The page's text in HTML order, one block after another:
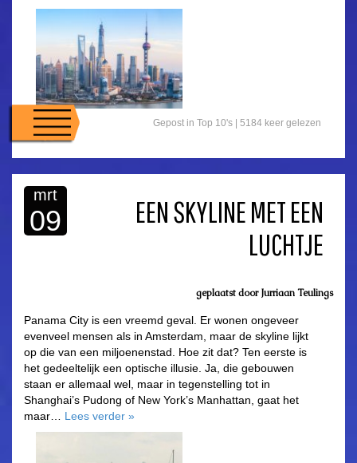
Gepost in Top 10's | 5184 keer gelezen
mrt
09
EEN SKYLINE MET EEN
LUCHTJE
geplaatst doorJurriaan Teulings
Panama City is een vreemd geval. Er wonen ongeveer
evenveel mensen als in Amsterdam, maar de skyline lijkt
op die van een miljoenenstad. Hoe zit dat? Ten eerste is
het gedeeltelijk een optische illusie. Ja, die gebouwen
staan er allemaal wel, maar in tegenstelling tot in
Shanghai’s Pudong of New York’s Manhattan, gaat het
maar… Lees verder »